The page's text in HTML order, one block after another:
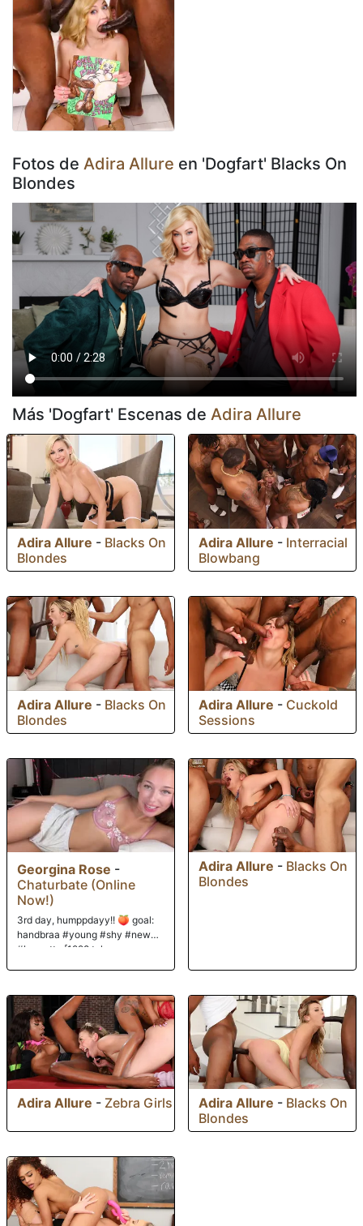
Fotos de Adira Allure en 'Dogfart' Blacks On
Blondes
Más 'Dogfart' Escenas de Adira Allure
Adira Allure - Blacks On
Blondes
Adira Allure - Interracial
Blowbang
Adira Allure - Blacks On
Blondes
Adira Allure - Cuckold
Sessions
Georgina Rose -
Chaturbate (Online
Now!)
3rd day, humppdayy!! 🍑 goal:
handbraa #young #shy #new
#brunette [1998 tokens
Adira Allure - Blacks On
Blondes
Adira Allure - Zebra Girls Adira Allure - Blacks On
Blondes